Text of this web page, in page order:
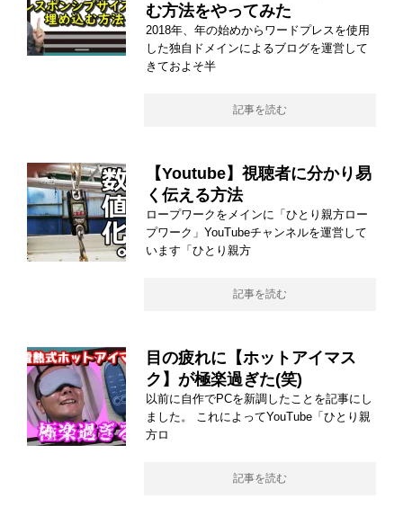
む方法をやってみた
2018年、年の始めからワードプレスを使用
した独自ドメインによるブログを運営して
きておよそ半
記事を読む
【Youtube】視聴者に分かり易
く伝える方法
ロープワークをメインに「ひとり親方ロー
プワーク」YouTubeチャンネルを運営して
います「ひとり親方
記事を読む
目の疲れに【ホットアイマス
ク】が極楽過ぎた(笑)
以前に自作でPCを新調したことを記事にし
ました。 これによってYouTube「ひとり親
方ロ
記事を読む